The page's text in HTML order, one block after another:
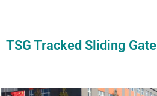
TSG Tracked Sliding Gate